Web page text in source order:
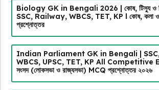
Biology GK in Bengali 2026 | কোষ, টিস্যু ও
SSC, Railway, WBCS, TET, KP l কোষ, কলা ও
প্রশ্নোত্তর
Indian Parliament GK in Bengali |
WBCS, UPSC, TET, KP All Competitive
সংসদ (লোকসভা ও রাজ্যসভা) MCQ প্রশ্নোত্তর ২০২৬